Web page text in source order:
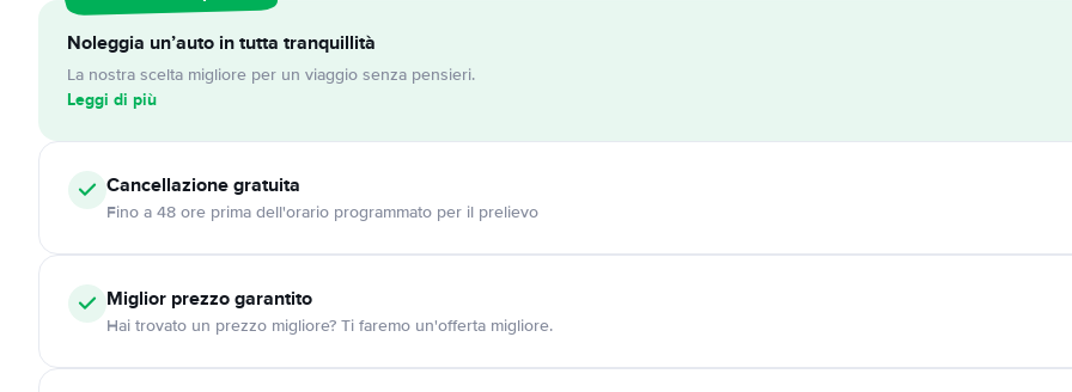
Noleggia un’auto in tutta tranquillità
La nostra scelta migliore per un viaggio senza pensieri.
Leggi di più
Cancellazionegratuita
Fino a 48 ore prima dell'orario programmato per il prelievo
Miglior prezzo garantito
Hai trovato un prezzo migliore? Ti faremo un'offerta migliore.